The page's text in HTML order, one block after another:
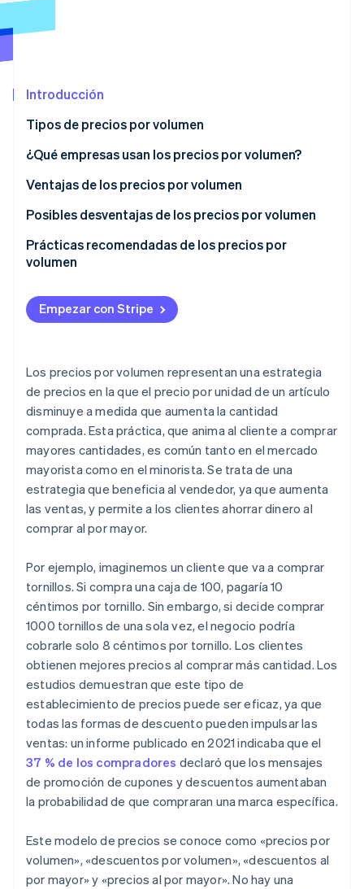
Descubre cómo Stripe construye la infraestructura
Introducción
Tipos de precios por volumen
¿Qué empresas usan los precios por volumen?
Ventajas de los precios por volumen
Posibles desventajas de los precios por volumen
Prácticas recomendadas de los precios por
volumen
Empezar con Stripe
Los precios por volumen representan una estrategia
de precios en la que el precio por unidad de un artículo
disminuye a medida que aumenta la cantidad
comprada. Esta práctica, que anima al cliente a comprar
mayores cantidades, es común tanto en el mercado
mayorista como en el minorista. Se trata de una
estrategia que beneficia al vendedor, ya que aumenta
las ventas, y permite a los clientes ahorrar dinero al
comprar al por mayor.
Por ejemplo, imaginemos un cliente que va a comprar
tornillos. Si compra una caja de 100, pagaría 10
céntimos por tornillo. Sin embargo, si decide comprar
1000 tornillos de una sola vez, el negocio podría
cobrarle solo 8 céntimos por tornillo. Los clientes
obtienen mejores precios al comprar más cantidad. Los
estudios demuestran que este tipo de
establecimiento de precios puede ser eficaz, ya que
todas las formas de descuento pueden impulsar las
ventas: un informe publicado en 2021 indicaba que el
37 % de los compradores declaró que los mensajes
de promoción de cupones y descuentos aumentaban
la probabilidad de que compraran una marca específica.
Este modelo de precios se conoce como «precios por
volumen», «descuentos por volumen», «descuentos al
por mayor» y «precios al por mayor». No hay una